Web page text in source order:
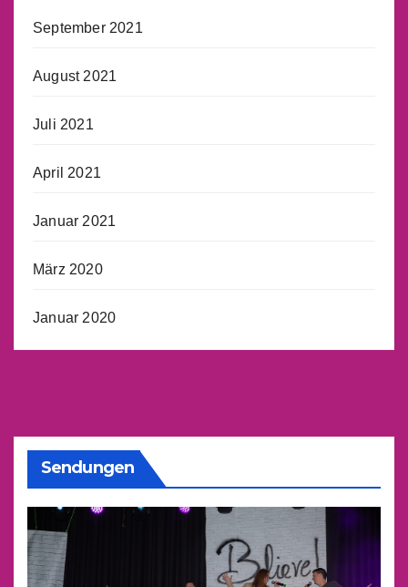
September 2021
August 2021
Juli 2021
April 2021
Januar 2021
März 2020
Januar 2020
Sendungen